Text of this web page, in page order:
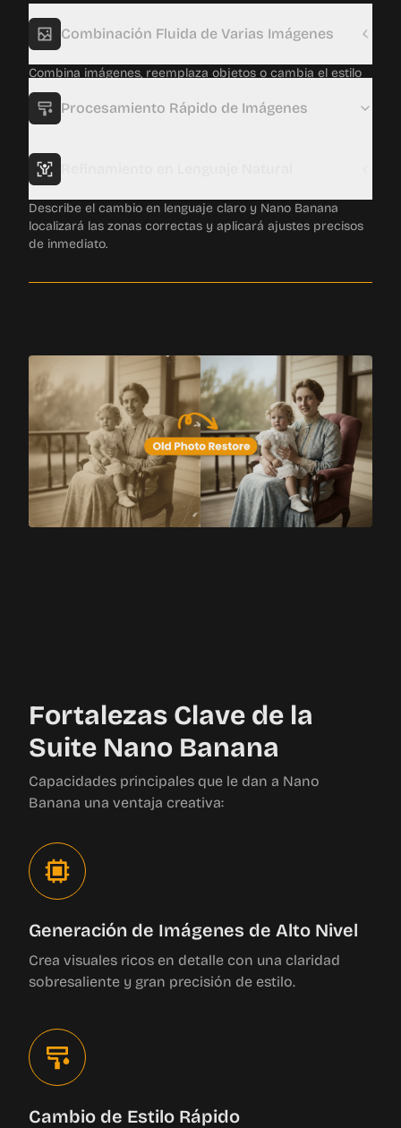
Combinación Fluida de Varias Imágenes
Combina imágenes, reemplaza objetos o cambia el estilo
de escenas completas con una sola instrucción en
lenguaje natural.
Refinamiento en Lenguaje Natural
Fortalezas Clave de la
Suite Nano Banana
Capacidades principales que le dan a Nano
Banana una ventaja creativa:
Generación de Imágenes de Alto Nivel
Crea visuales ricos en detalle con una claridad
sobresaliente y gran precisión de estilo.
Cambio de Estilo Rápido